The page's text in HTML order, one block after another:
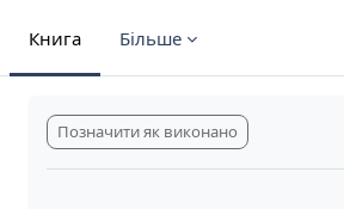
Книга Більше
Позначити як виконано